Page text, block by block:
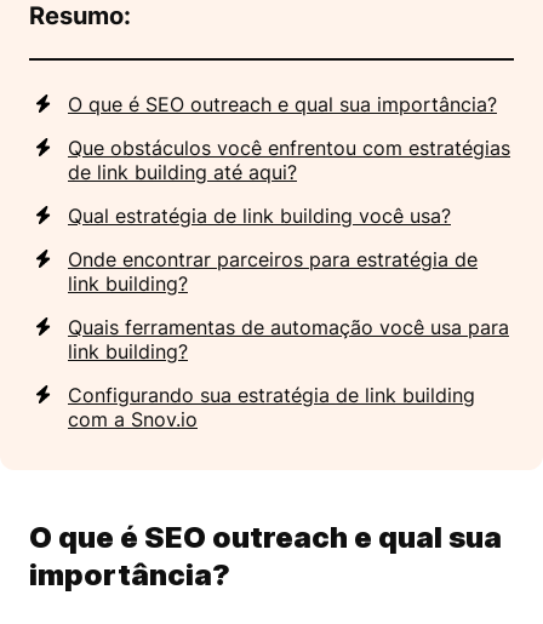
Resumo:
O que é SEO outreach e qual sua importância?
Que obstáculos você enfrentou com estratégias
de link building até aqui?
Qual estratégia de link building você usa?
Onde encontrar parceiros para estratégia de
link building?
Quais ferramentas de automação você usa para
link building?
Configurando sua estratégia de link building
com a Snov.io
O que é SEO outreach e qual sua
importância?